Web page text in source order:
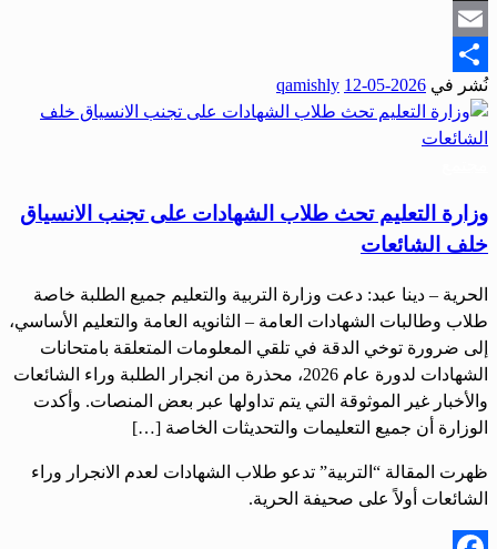
Snapchat
Email
Share
نُشر في 2026-05-12
qamishly
وزارة التعليم تحث طلاب الشهادات على تجنب الانسياق
خلف الشائعات
الحرية – دينا عبد: دعت وزارة التربية والتعليم جميع الطلبة خاصة
طلاب وطالبات الشهادات العامة – الثانويه العامة والتعليم الأساسي،
إلى ضرورة توخي الدقة في تلقي المعلومات المتعلقة بامتحانات
الشهادات لدورة عام 2026، محذرة من انجرار الطلبة وراء الشائعات
والأخبار غير الموثوقة التي يتم تداولها عبر بعض المنصات. وأكدت
الوزارة أن جميع التعليمات والتحديثات الخاصة […]
ظهرت المقالة “التربية” تدعو طلاب الشهادات لعدم الانجرار وراء
الشائعات أولاً على صحيفة الحرية.